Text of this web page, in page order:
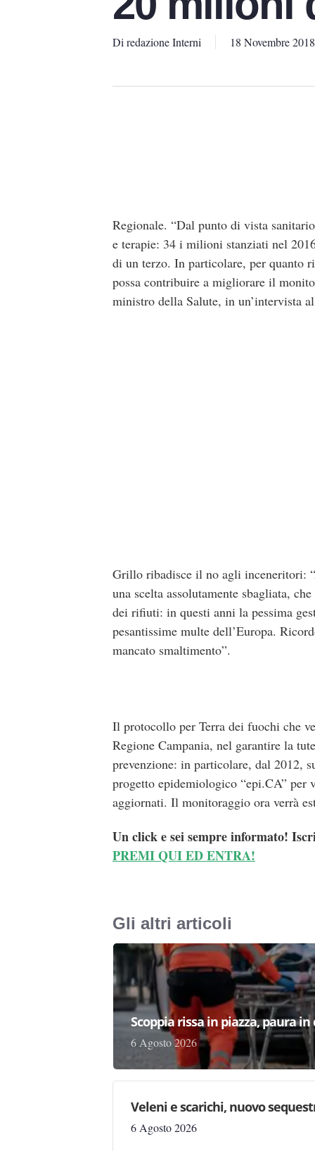
Di redazione Interni 18 Novembre 2018
Regionale. “Dal punto di vista
e terapie: 34 i milioni stanziati nel
di un terzo. In particolare, per quanto
possa contribuire a migliorare il
ministro della Salute, in un’intervista
Grillo ribadisce il no agli inceneritori:
una scelta assolutamente sbagliata,
dei rifiuti: in questi anni la pessima
pesantissime multe dell’Europa.
mancato smaltimento”.
Il protocollo per Terra dei fuochi che
Regione Campania, nel garantire la
prevenzione: in particolare, dal 2012,
progetto epidemiologico “epi.CA” per
aggiornati. Il monitoraggio ora verrà
Un click e sei sempre informato!
PREMI QUI ED ENTRA!
Gli altri articoli
Scoppia rissa in piazza, paura
6 Agosto 2026
Veleni e scarichi, nuovo
6 Agosto 2026